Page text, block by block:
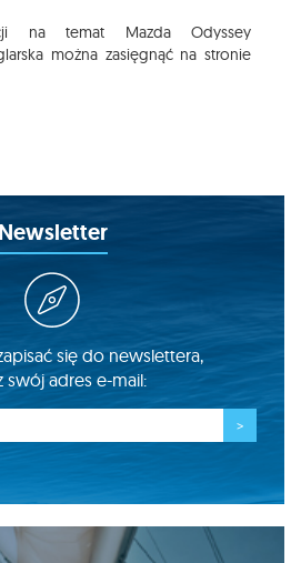
na temat Mazda Odyssey
można zasięgnąć na stronie
Newsletter
się do newslettera,
swój adres e-mail: